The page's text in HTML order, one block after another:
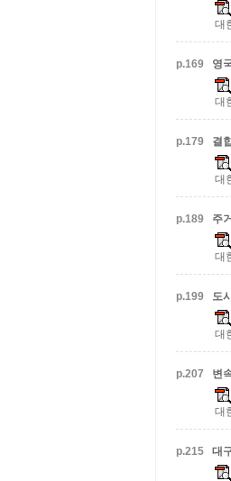
대
p.169
영
대
p.179 결
대
p.189
주
대
p.199
도
대
p.207
변
대
p.215
대